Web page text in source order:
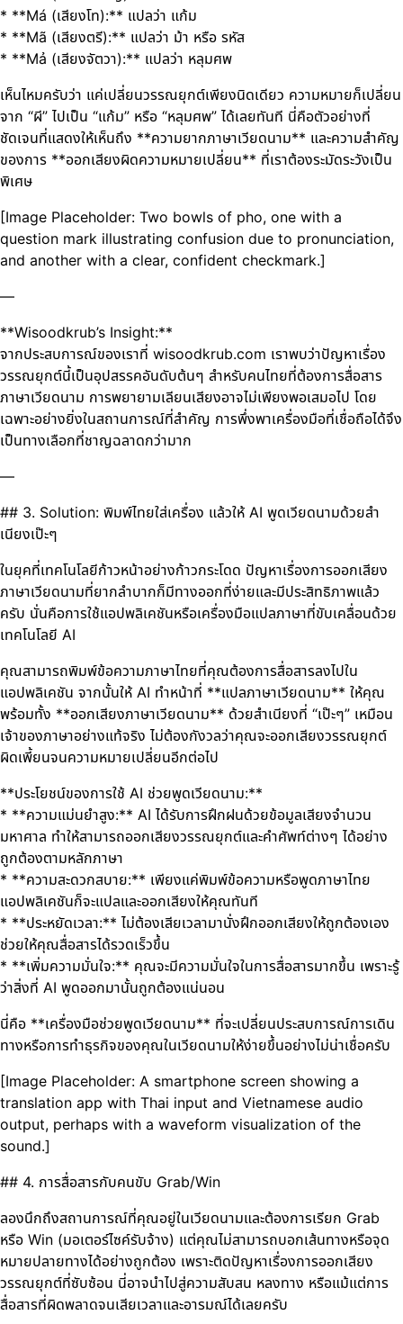
* **Má (เสียงโท):** แปลว่า แก้ม
* **Mã (เสียงตรี):** แปลว่า ม้า หรือ รหัส
* **Mả (เสียงจัตวา):** แปลว่า หลุมศพ
เห็นไหมครับว่า แค่เปลี่ยนวรรณยุกต์เพียงนิดเดียว ความหมายก็เปลี่ยน
จาก “ผี” ไปเป็น “แก้ม” หรือ “หลุมศพ” ได้เลยทันที นี่คือตัวอย่างที่
ชัดเจนที่แสดงให้เห็นถึง **ความยากภาษาเวียดนาม** และความสำคัญ
ของการ **ออกเสียงผิดความหมายเปลี่ยน** ที่เราต้องระมัดระวังเป็น
พิเศษ
[Image Placeholder: Two bowls of pho, one with a
question mark illustrating confusion due to pronunciation,
and another with a clear, confident checkmark.]
—
**Wisoodkrub’s Insight:**
จากประสบการณ์ของเราที่ wisoodkrub.com เราพบว่าปัญหาเรื่อง
วรรณยุกต์นี้เป็นอุปสรรคอันดับต้นๆ สำหรับคนไทยที่ต้องการสื่อสาร
ภาษาเวียดนาม การพยายามเลียนเสียงอาจไม่เพียงพอเสมอไป โดย
เฉพาะอย่างยิ่งในสถานการณ์ที่สำคัญ การพึ่งพาเครื่องมือที่เชื่อถือได้จึง
เป็นทางเลือกที่ชาญฉลาดกว่ามาก
—
## 3. Solution: พิมพ์ไทยใส่เครื่อง แล้วให้ AI พูดเวียดนามด้วยสำ
เนียงเป๊ะๆ
ในยุคที่เทคโนโลยีก้าวหน้าอย่างก้าวกระโดด ปัญหาเรื่องการออกเสียง
ภาษาเวียดนามที่ยากลำบากก็มีทางออกที่ง่ายและมีประสิทธิภาพแล้ว
ครับ นั่นคือการใช้แอปพลิเคชันหรือเครื่องมือแปลภาษาที่ขับเคลื่อนด้วย
เทคโนโลยี AI
คุณสามารถพิมพ์ข้อความภาษาไทยที่คุณต้องการสื่อสารลงไปใน
แอปพลิเคชัน จากนั้นให้ AI ทำหน้าที่ **แปลภาษาเวียดนาม** ให้คุณ
พร้อมทั้ง **ออกเสียงภาษาเวียดนาม** ด้วยสำเนียงที่ “เป๊ะๆ” เหมือน
เจ้าของภาษาอย่างแท้จริง ไม่ต้องกังวลว่าคุณจะออกเสียงวรรณยุกต์
ผิดเพี้ยนจนความหมายเปลี่ยนอีกต่อไป
**ประโยชน์ของการใช้ AI ช่วยพูดเวียดนาม:**
* **ความแม่นยำสูง:** AI ได้รับการฝึกฝนด้วยข้อมูลเสียงจำนวน
มหาศาล ทำให้สามารถออกเสียงวรรณยุกต์และคำศัพท์ต่างๆ ได้อย่าง
ถูกต้องตามหลักภาษา
* **ความสะดวกสบาย:** เพียงแค่พิมพ์ข้อความหรือพูดภาษาไทย
แอปพลิเคชันก็จะแปลและออกเสียงให้คุณทันที
* **ประหยัดเวลา:** ไม่ต้องเสียเวลามานั่งฝึกออกเสียงให้ถูกต้องเอง
ช่วยให้คุณสื่อสารได้รวดเร็วขึ้น
* **เพิ่มความมั่นใจ:** คุณจะมีความมั่นใจในการสื่อสารมากขึ้น เพราะรู้
ว่าสิ่งที่ AI พูดออกมานั้นถูกต้องแน่นอน
นี่คือ **เครื่องมือช่วยพูดเวียดนาม** ที่จะเปลี่ยนประสบการณ์การเดิน
ทางหรือการทำธุรกิจของคุณในเวียดนามให้ง่ายขึ้นอย่างไม่น่าเชื่อครับ
[Image Placeholder: A smartphone screen showing a
translation app with Thai input and Vietnamese audio
output, perhaps with a waveform visualization of the
sound.]
## 4. การสื่อสารกับคนขับ Grab/Win
ลองนึกถึงสถานการณ์ที่คุณอยู่ในเวียดนามและต้องการเรียก Grab
หรือ Win (มอเตอร์ไซค์รับจ้าง) แต่คุณไม่สามารถบอกเส้นทางหรือจุด
หมายปลายทางได้อย่างถูกต้อง เพราะติดปัญหาเรื่องการออกเสียง
วรรณยุกต์ที่ซับซ้อน นี่อาจนำไปสู่ความสับสน หลงทาง หรือแม้แต่การ
สื่อสารที่ผิดพลาดจนเสียเวลาและอารมณ์ได้เลยครับ